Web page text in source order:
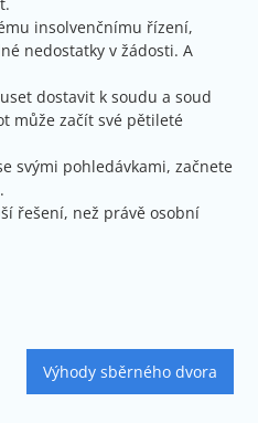
insolvenčnímu řízení,
nedostatky v žádosti. A
dostavit k soudu a soud
může začít své pětileté
pohledávkami, začnete
řešení, než právě osobní
Výhody sběrného dvora